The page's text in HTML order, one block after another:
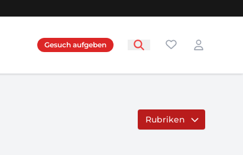
Gesuch aufgeben Favoriten
Login
Rubriken